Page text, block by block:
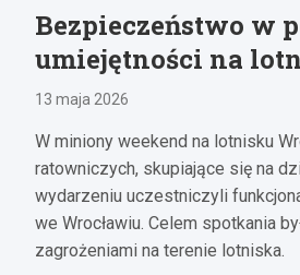
Bezpieczeństwo w
umiejętności na
13 maja 2026
W miniony weekend na lotnisku
ratowniczych, skupiające się na
wydarzeniu uczestniczyli
we Wrocławiu. Celem spotkania
zagrożeniami na terenie lotniska.